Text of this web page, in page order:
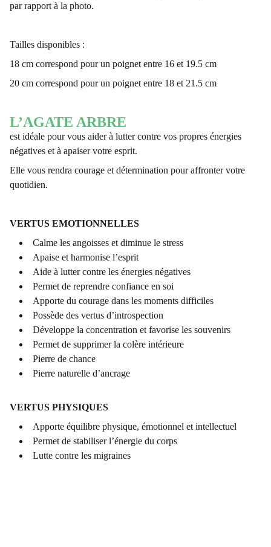
par rapport à la photo.
Tailles disponibles :
18 cm correspond pour un poignet entre 16 et 19.5 cm
20 cm correspond pour un poignet entre 18 et 21.5 cm
L’AGATE ARBRE
est idéale pour vous aider à lutter contre vos propres énergies
négatives et à apaiser votre esprit.
Elle vous rendra courage et détermination pour affronter votre
quotidien.
VERTUS EMOTIONNELLES
Calme les angoisses et diminue le stress
Apaise et harmonise l’esprit
Aide à lutter contre les énergies négatives
Permet de reprendre confiance en soi
Apporte du courage dans les moments difficiles
Possède des vertus d’introspection
Développe la concentration et favorise les souvenirs
Permet de supprimer la colère intérieure
Pierre de chance
Pierre naturelle d’ancrage
VERTUS PHYSIQUES
Apporte équilibre physique, émotionnel et intellectuel
Permet de stabiliser l’énergie du corps
Lutte contre les migraines